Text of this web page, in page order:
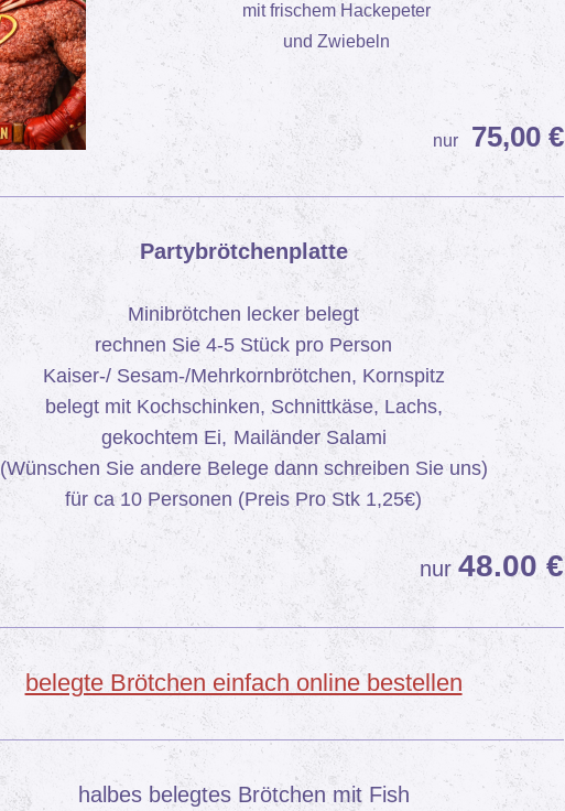
mit frischem Hackepeter
und Zwiebeln
nur 75,00 €
Partybrötchenplatte
Minibrötchen lecker belegt
rechnen Sie 4-5 Stück pro Person
Kaiser-/ Sesam-/Mehrkornbrötchen, Kornspitz
belegt mit Kochschinken, Schnittkäse, Lachs,
gekochtem Ei, Mailänder Salami
(Wünschen Sie andere Belege dann schreiben Sie uns)
für ca 10 Personen (Preis Pro Stk 1,25€)
nur48.00 €
belegte Brötchen einfach online bestellen
halbes belegtes Brötchen mit Fish